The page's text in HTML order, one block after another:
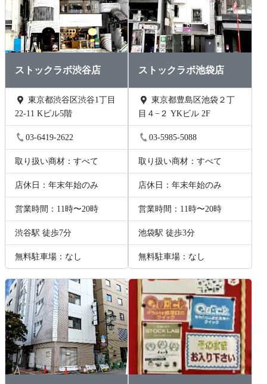
ストックラボ渋谷店
22-11 Kビル5階
03-6419-2622
取り扱い商材：すべて
店休日：年末年始のみ
営業時間：11時〜20時
渋谷駅 徒歩7分
無料駐車場：なし
ストックラボ池袋店
東京都豊島区池袋２丁
目４−２ YKビル 2F
03-5985-5088
取り扱い商材：すべて
店休日：年末年始のみ
営業時間：11時〜20時
池袋駅 徒歩3分
無料駐車場：なし